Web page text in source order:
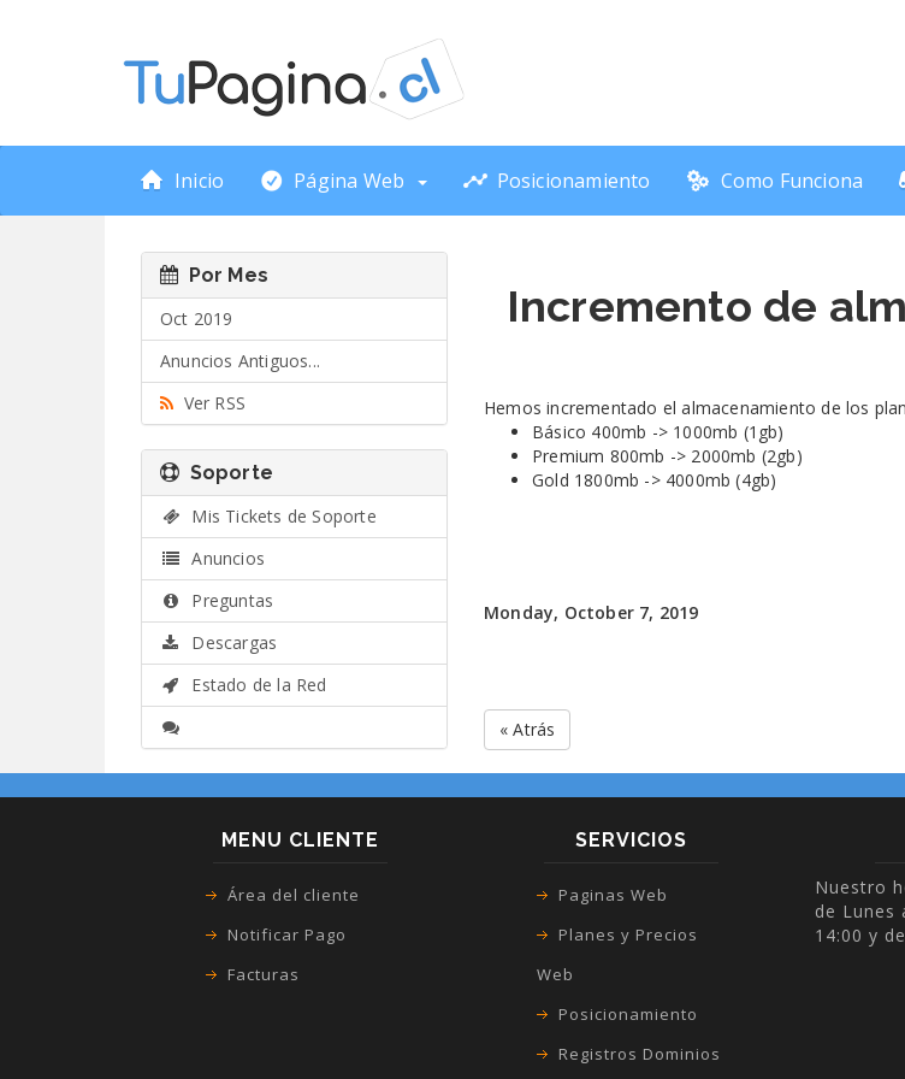
Inicio Página Web Posicionamiento Como Funciona
Incremento de
Por Mes
Oct 2019
Anuncios Antiguos...
Ver RSS
Hemos incrementado el almacenamiento de los
Básico 400mb -> 1000mb (1gb)
Premium 800mb -> 2000mb (2gb)
Gold 1800mb -> 4000mb (4gb)
Monday, October 7, 2019
« Atrás
Soporte
Mis Tickets de Soporte
Anuncios
Preguntas
Descargas
Estado de la Red
MENU CLIENTE
Área del cliente
Notificar Pago
Facturas
SERVICIOS
Paginas Web
Planes y Precios
Web
Posicionamiento
Registros Dominios
Nuestro
de Lunes
14:00 y